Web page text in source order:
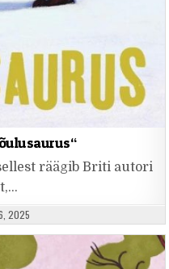
räägib Briti autori
2025